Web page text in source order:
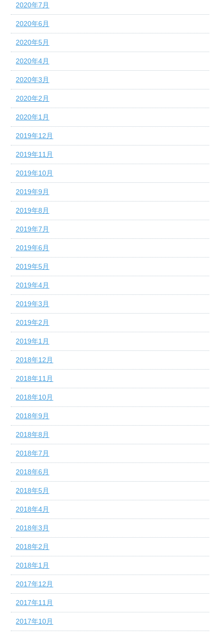
2020年7月
2020年6月
2020年5月
2020年4月
2020年3月
2020年2月
2020年1月
2019年12月
2019年11月
2019年10月
2019年9月
2019年8月
2019年7月
2019年6月
2019年5月
2019年4月
2019年3月
2019年2月
2019年1月
2018年12月
2018年11月
2018年10月
2018年9月
2018年8月
2018年7月
2018年6月
2018年5月
2018年4月
2018年3月
2018年2月
2018年1月
2017年12月
2017年11月
2017年10月